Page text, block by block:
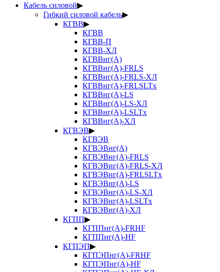
Кабель силовой▶
Гибкий силовой кабель▶
КГВВ▶
КГВВ
КГВВ-П
КГВВ-ХЛ
КГВВнг(А)
КГВВнг(А)-FRLS
КГВВнг(А)-FRLS-ХЛ
КГВВнг(А)-FRLSLTx
КГВВнг(А)-LS
КГВВнг(А)-LS-ХЛ
КГВВнг(А)-LSLTx
КГВВнг(А)-ХЛ
КГВЭВ▶
КГВЭВ
КГВЭВнг(А)
КГВЭВнг(А)-FRLS
КГВЭВнг(А)-FRLS-ХЛ
КГВЭВнг(А)-FRLSLTx
КГВЭВнг(А)-LS
КГВЭВнг(А)-LS-ХЛ
КГВЭВнг(А)-LSLTx
КГВЭВнг(А)-ХЛ
КГПП▶
КГППнг(А)-FRHF
КГППнг(А)-HF
КГПЭП▶
КГПЭПнг(А)-FRHF
КГПЭПнг(А)-HF